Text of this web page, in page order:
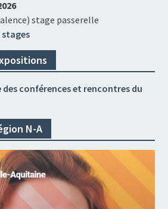
stage passerelle
stages
des conférences et rencontres du
N-A